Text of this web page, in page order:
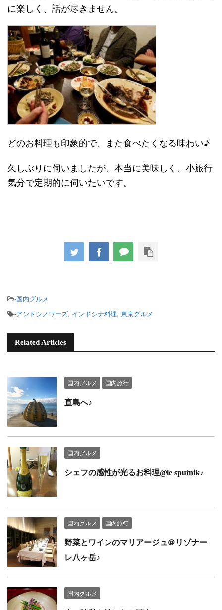
に楽しく、話が尽きません。
どのお料理も印象的で、また食べたくなる味わい♪
久しぶりに伺いましたが、本当に美味しく、小旅行
気分で定期的に伺いたいです。
-国内グルメ
-アンドシノワーズ, インドシナ料理, 東京グルメ
Related Articles
国内グルメ 国内旅行
直島へ♪
国内グルメ
シェフの感性が光るお料理@le sputnik♪
国内グルメ 国内旅行
野菜とワインのマリアージュ＠リゾナー
レ八ヶ岳♪
国内グルメ